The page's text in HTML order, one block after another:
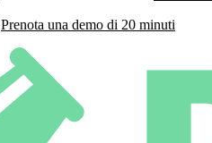
Prenota una demo di 20 minuti